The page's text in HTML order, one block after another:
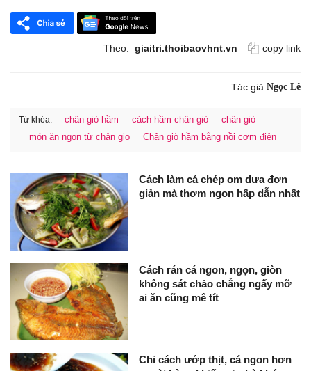
Theo: giaitri.thoibaovhnt.vn copy link
Tác giả:Ngọc Lê
Từ khóa: chân giò hầm cách hầm chân giò
chân giò
món ăn ngon từ chân gio
Chân giò hầm bằng nồi cơm điện
Cách làm cá chép om dưa đơn
giản mà thơm ngon hấp dẫn nhất
Cách rán cá ngon, ngọn, giòn
không sát chảo chẳng ngấy mỡ
ai ăn cũng mê tít
Chỉ cách ướp thịt, cá ngon hơn